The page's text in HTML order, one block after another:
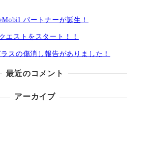
パートナーが誕生！
エストをスタート！！
スの傷消し報告がありました！
最近のコメント
アーカイブ